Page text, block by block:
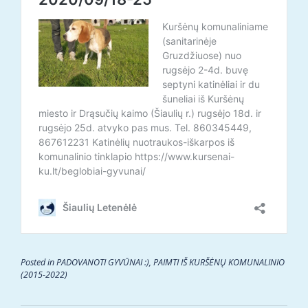
Posted inPADOVANOTI GYVŪNAI :), PAIMTI IŠ KURŠĖNŲ KOMUNALINIO
(2015-2022)